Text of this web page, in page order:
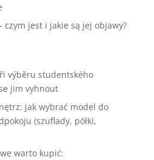
czym jest i jakie są jej objawy?
výběru studentského
jim vyhnout
jak wybrać model do
(szuflady, półki,
warto kupić: